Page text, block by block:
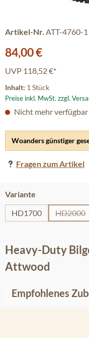
Artikel-Nr. ATT-4760-1
Verkaufspreis:
84,00 €
UVP 118,52 €*
Inhalt: 1 Stück
Preise inkl. MwSt. zzgl.
Woanders günstiger
Fragen zum Artikel
Nicht mehr verfügbar
Variante
HD1700
HD2000
Heavy-Duty
Attwood
Empfohlenes